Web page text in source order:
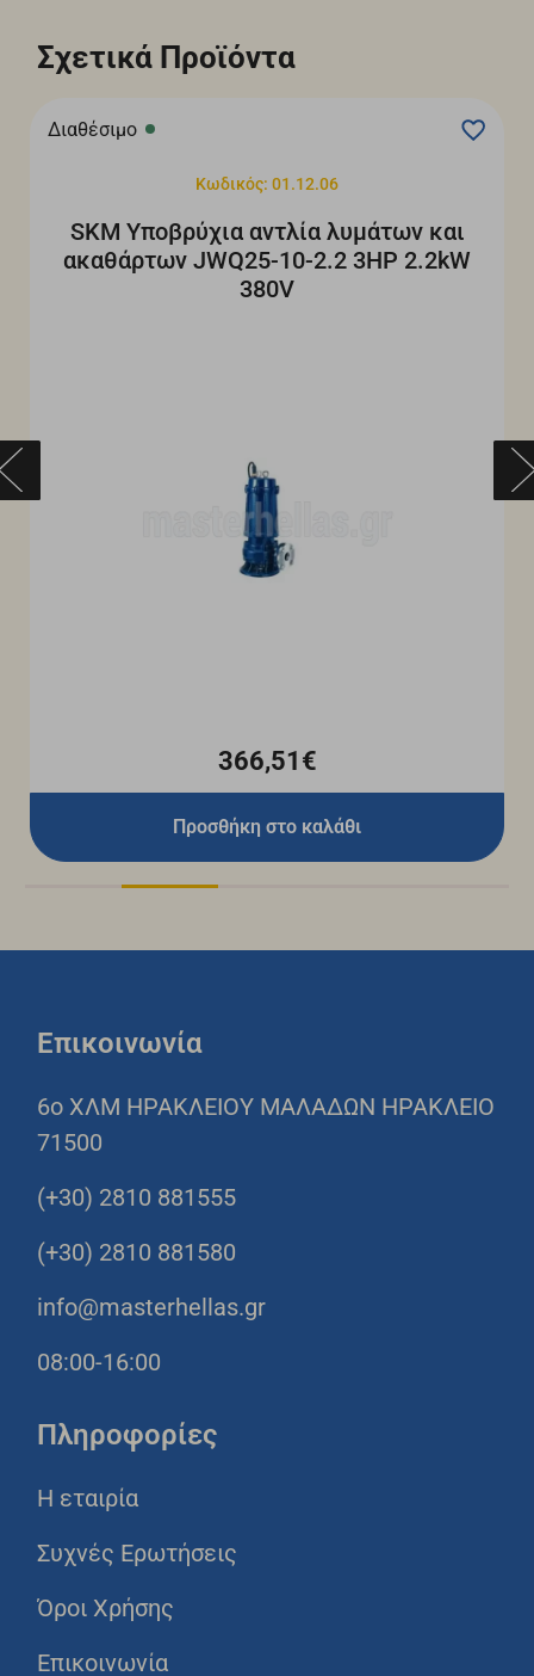
Σχετικά Προϊόντα
Διαθέσιμο
Κωδικός: 01.12.06
SKM Υποβρύχια αντλία λυμάτων και
ακαθάρτων JWQ25-10-2.2 3HP 2.2kW
380V
366,51€
Προσθήκη στο καλάθι
Επικοινωνία
6o ΧΛΜ ΗΡΑΚΛΕΙΟΥ ΜΑΛΑΔΩΝ ΗΡΑΚΛΕΙΟ
71500
(+30) 2810 881555
(+30) 2810 881580
info@masterhellas.gr
08:00-16:00
Πληροφορίες
Η εταιρία
Συχνές Ερωτήσεις
Όροι Χρήσης
Επικοινωνία